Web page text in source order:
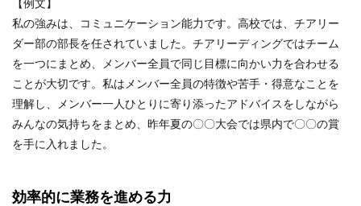
【例文】
私の強みは、コミュニケーション能力です。高校では、チアリー
ダー部の部長を任されていました。チアリーディングではチーム
を一つにまとめ、メンバー全員で同じ目標に向かい力を合わせる
ことが大切です。私はメンバー全員の特徴や苦手・得意なことを
理解し、メンバー一人ひとりに寄り添ったアドバイスをしながら
みんなの気持ちをまとめ、昨年夏の〇〇大会では県内で〇〇の賞
を手に入れました。
効率的に業務を進める力